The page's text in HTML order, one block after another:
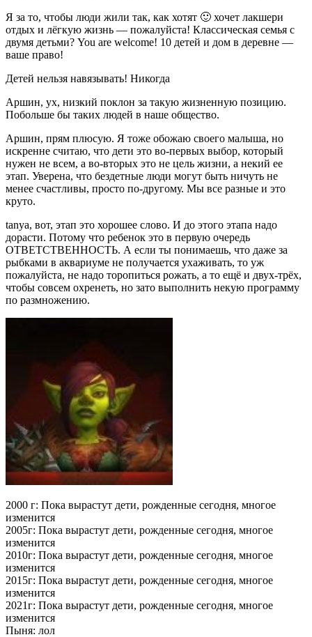
Я за то, чтобы люди жили так, как хотят 🙂 хочет лакшери
отдых и лёгкую жизнь — пожалуйста! Классическая семья с
двумя детьми? You are welcome! 10 детей и дом в деревне —
ваше право!
Детей нельзя навязывать! Никогда
Аршин, ух, низкий поклон за такую жизненную позицию.
Побольше бы таких людей в наше общество.
Аршин, прям плюсую. Я тоже обожаю своего малыша, но
искренне считаю, что дети это во-первых выбор, который
нужен не всем, а во-вторых это не цель жизни, а некий ее
этап. Уверена, что бездетные люди могут быть ничуть не
менее счастливы, просто по-другому. Мы все разные и это
круто.
tanya, вот, этап это хорошее слово. И до этого этапа надо
дорасти. Потому что ребенок это в первую очередь
ОТВЕТСТВЕННОСТЬ. А если ты понимаешь, что даже за
рыбками в аквариуме не получается ухаживать, то уж
пожалуйста, не надо торопиться рожать, а то ещё и двух-трёх,
чтобы совсем охренеть, но зато выполнить некую программу
по размножению.
2000 г: Пока вырастут дети, рожденные сегодня, многое
изменится
2005г: Пока вырастут дети, рожденные сегодня, многое
изменится
2010г: Пока вырастут дети, рожденные сегодня, многое
изменится
2015г: Пока вырастут дети, рожденные сегодня, многое
изменится
2021г: Пока вырастут дети, рожденные сегодня, многое
изменится
Пыня: лол